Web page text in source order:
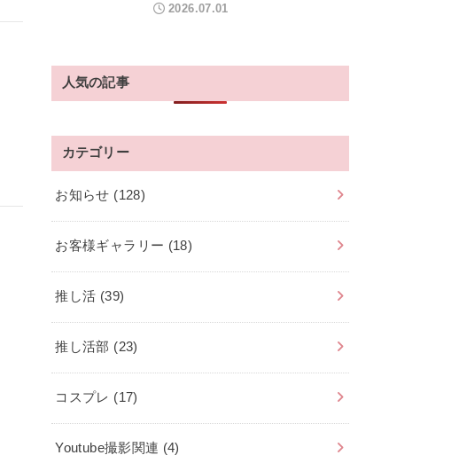
2026.07.01
人気の記事
カテゴリー
お知らせ (128)
お客様ギャラリー (18)
推し活 (39)
推し活部 (23)
コスプレ (17)
Youtube撮影関連 (4)